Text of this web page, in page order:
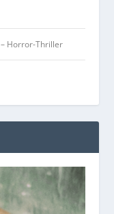
– Horror-Thriller